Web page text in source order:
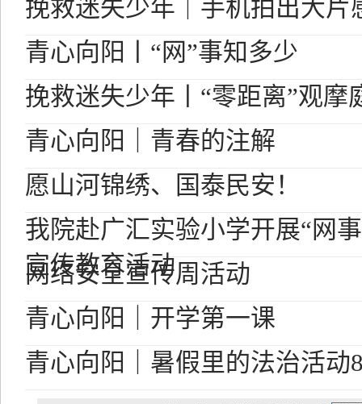
挽救迷失少年｜手机拍出大片
青心向阳丨“网”事知多少
挽救迷失少年丨“零距离”观摩
青心向阳｜青春的注解
愿山河锦绣、国泰民安！
我院赴广汇实验小学开展“网
宣传教育活动
网络安全宣传周活动
青心向阳｜开学第一课
青心向阳｜暑假里的法治活动